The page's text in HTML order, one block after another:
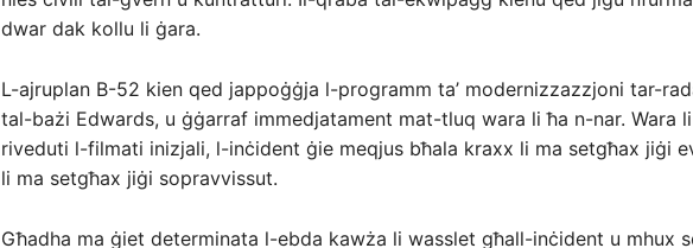
dwar dak kollu li ġara.
L-ajruplan B-52 kien qed jappoġġja l-programm ta’ modernizzazzjoni tar-
tal-bażi Edwards, u ġġarraf immedjatament mat-tluq wara li ħa n-nar. Wara
riveduti l-filmati inizjali, l-inċident ġie meqjus bħala kraxx li ma setgħax jiġi
li ma setgħax jiġi sopravvissut.
Għadha ma ġiet determinata l-ebda kawża li wasslet għall-inċident u mhux